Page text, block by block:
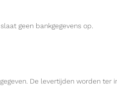
geen bankgegevens op.
De levertijden worden ter